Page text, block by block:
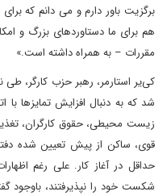
برگزیت باور دارم و می دانم که
هم برای ما دستاورد‌های بزرگ و
مقررات – به همراه داشته است.»
کی‌یر استارمر، رهبر حزب کارگر،
شد که به دنبال افزایش تمایز‌ها
زیست محیطی‌، حقوق کارگران،
قوی، ساکن از پیش تعیین شده
حداقل در آغاز کار. علی رغم
شکست خود را نپذیرفتند، باوجود